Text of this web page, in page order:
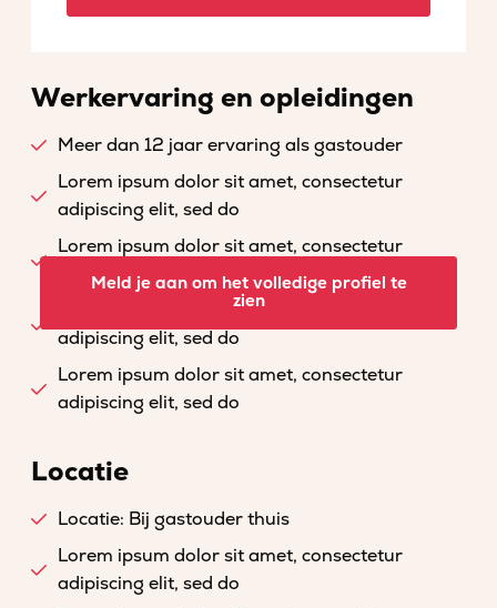
Werkervaring en opleidingen
Meer dan 12 jaar ervaring als gastouder
Lorem ipsum dolor sit amet, consectetur
adipiscing elit, sed do
Lorem ipsum dolor sit amet, consectetur
adipiscing elit, sed do
Lorem ipsum dolor sit amet, consectetur
adipiscing elit, sed do
Lorem ipsum dolor sit amet, consectetur
adipiscing elit, sed do
Meld je aan om het volledige profiel te
zien
Locatie
Locatie: Bij gastouder thuis
Lorem ipsum dolor sit amet, consectetur
adipiscing elit, sed do